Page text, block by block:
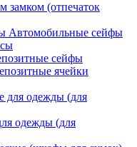
замком (отпечаток
Автомобильные сейфы
сейфы
ячейки
одежды (для